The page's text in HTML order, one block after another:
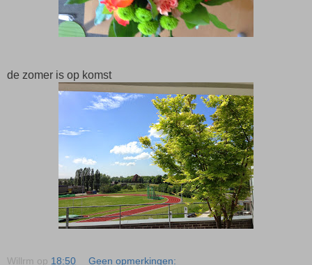
de zomer is op komst
Willrm op 18:50 Geen opmerkingen: